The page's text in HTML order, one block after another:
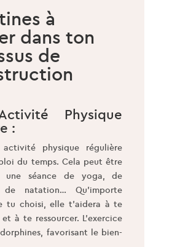
à
dans ton
de
Physique
:
physique régulière
du temps. Cela peut être
une séance de yoga, de
natation… Qu’importe
tu choisi, elle t’aidera à te
à te ressourcer. L’exercice
favorisant le bien-